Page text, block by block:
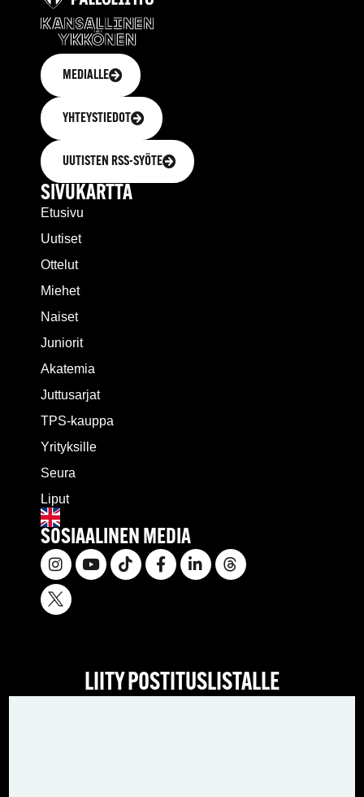
MEDIALLE
YHTEYSTIEDOT
UUTISTEN RSS-SYÖTE
SIVUKARTTA
Etusivu
Uutiset
Ottelut
Miehet
Naiset
Juniorit
Akatemia
Juttusarjat
TPS-kauppa
Yrityksille
Seura
Liput
SOSIAALINEN MEDIA
LIITY POSTITUSLISTALLE